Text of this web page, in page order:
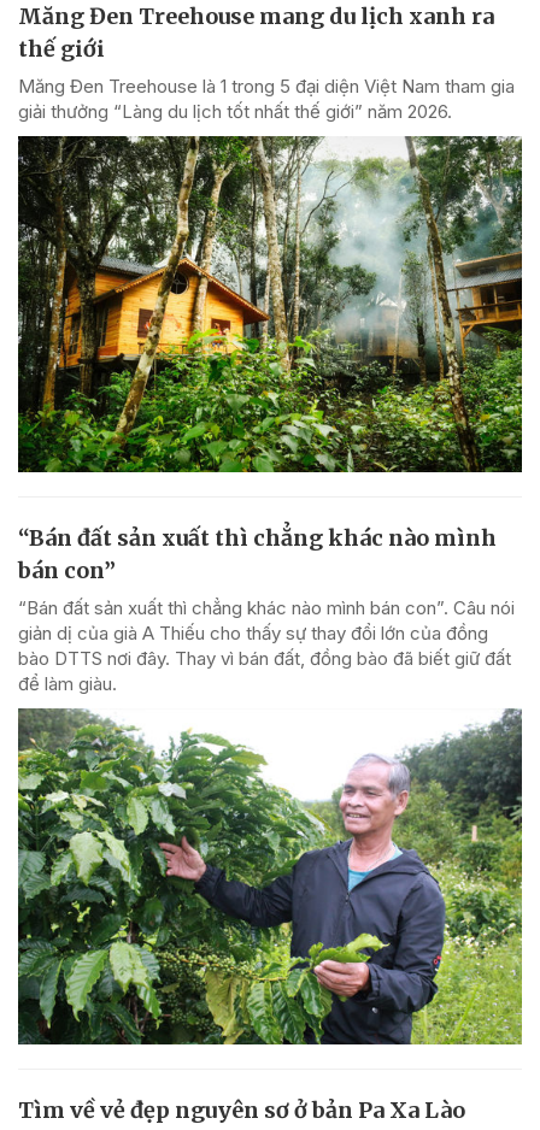
Măng Đen Treehouse mang du lịch xanh ra
thế giới
Măng Đen Treehouse là 1 trong 5 đại diện Việt Nam tham gia
giải thưởng “Làng du lịch tốt nhất thế giới” năm 2026.
“Bán đất sản xuất thì chẳng khác nào mình
bán con”
“Bán đất sản xuất thì chẳng khác nào mình bán con”. Câu nói
giản dị của già A Thiếu cho thấy sự thay đổi lớn của đồng
bào DTTS nơi đây. Thay vì bán đất, đồng bào đã biết giữ đất
để làm giàu.
Tìm về vẻ đẹp nguyên sơ ở bản Pa Xa Lào